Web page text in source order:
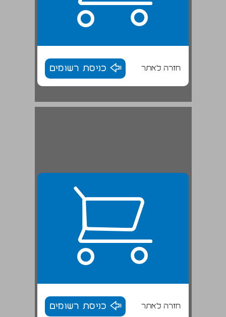
חזרה לאתר כניסת רשומים
הכנרת במסורת הנוצרית ... 25
חזרה לאתר כניסת רשומים